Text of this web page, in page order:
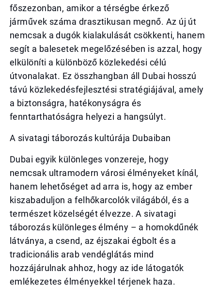
főszezonban, amikor a térségbe érkező
járművek száma drasztikusan megnő. Az új út
nemcsak a dugók kialakulását csökkenti, hanem
segít a balesetek megelőzésében is azzal, hogy
elkülöníti a különböző közlekedési célú
útvonalakat. Ez összhangban áll Dubai hosszú
távú közlekedésfejlesztési stratégiájával, amely
a biztonságra, hatékonyságra és
fenntarthatóságra helyezi a hangsúlyt.
A sivatagi táborozás kultúrája Dubaiban
Dubai egyik különleges vonzereje, hogy
nemcsak ultramodern városi élményeket kínál,
hanem lehetőséget ad arra is, hogy az ember
kiszabaduljon a felhőkarcolók világából, és a
természet közelségét élvezze. A sivatagi
táborozás különleges élmény – a homokdűnék
látványa, a csend, az éjszakai égbolt és a
tradicionális arab vendéglátás mind
hozzájárulnak ahhoz, hogy az ide látogatók
emlékezetes élményekkel térjenek haza.